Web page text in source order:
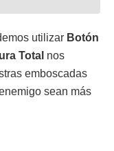
utilizar Botón
Total nos
emboscadas
sean más